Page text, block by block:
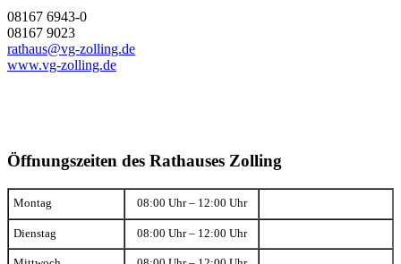
08167 6943-0
08167 9023
rathaus@vg-zolling.de
www.vg-zolling.de
Öffnungszeiten des Rathauses Zolling
Montag 08:00 Uhr – 12:00 Uhr
Dienstag 08:00 Uhr – 12:00 Uhr